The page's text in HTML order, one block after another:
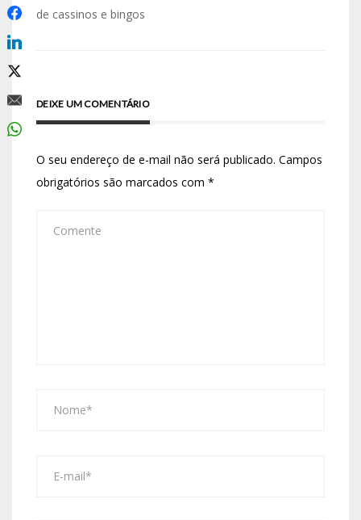
de cassinos e bingos
DEIXE UM COMENTÁRIO
O seu endereço de e-mail não será publicado. Campos
obrigatórios são marcados com *